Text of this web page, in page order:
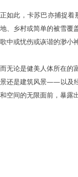
正如此，卡苏巴亦捕捉着
地、乡村或简单的被雪覆
歌中或忧伤或诙谐的渺小
而无论是健美人体所在的
景还是建筑风景——以及
和空间的无限面前，暴露